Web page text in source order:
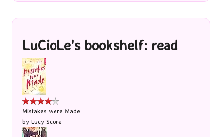
LuCioLe's bookshelf: read
Mistakes were Made
by Lucy Score